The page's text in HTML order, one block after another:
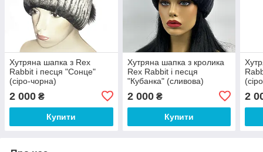
Хутряна шапка з Rex
Rabbit і песця "Сонце"
(сіро-чорна)
2 000 ₴
Купити
Хутряна шапка з кролика
Rex Rabbit і песця
"Кубанка" (сливова)
2 000₴
Купити
2